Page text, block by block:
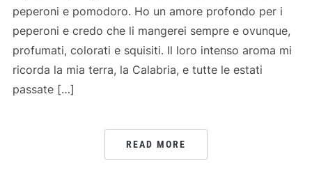
peperoni e pomodoro. Ho un amore profondo per i
peperoni e credo che li mangerei sempre e ovunque,
profumati, colorati e squisiti. Il loro intenso aroma mi
ricorda la mia terra, la Calabria, e tutte le estati
passate […]
READ MORE